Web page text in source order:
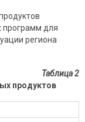
программ для
региона
Таблица 2
продуктов